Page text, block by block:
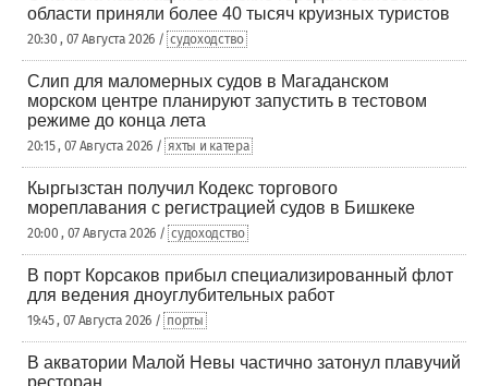
области приняли более 40 тысяч круизных туристов
20:30 , 07 Августа 2026 / судоходство
Слип для маломерных судов в Магаданском
морском центре планируют запустить в тестовом
режиме до конца лета
20:15 , 07 Августа 2026 / яхты и катера
Кыргызстан получил Кодекс торгового
мореплавания с регистрацией судов в Бишкеке
20:00 , 07 Августа 2026 / судоходство
В порт Корсаков прибыл специализированный флот
для ведения дноуглубительных работ
19:45 , 07 Августа 2026 / порты
В акватории Малой Невы частично затонул плавучий
ресторан